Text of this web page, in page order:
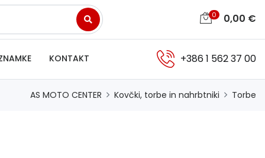
0 0,00 €
KONTAKT +386 1 562 37 00
AS MOTO CENTER Kovčki, torbe in nahrbtniki Torbe